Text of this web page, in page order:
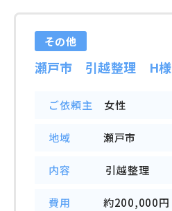
その他
瀬戸市 引越整理 H様
ご依頼主 女性
地域 瀬戸市
内容 引越整理
費用 約200,000円